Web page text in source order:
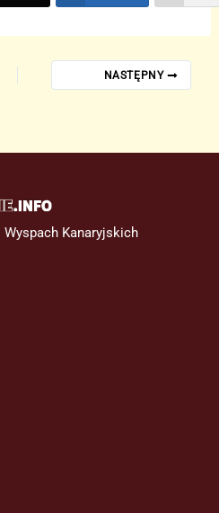
NASTĘPNY
Kanaryjskich